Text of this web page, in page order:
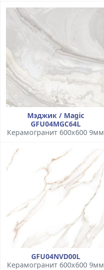
Мэджик / Magic
GFU04MGC64L
Керамогранит 600x600 9мм
GFU04NVD00L
Керамогранит 600x600 9мм